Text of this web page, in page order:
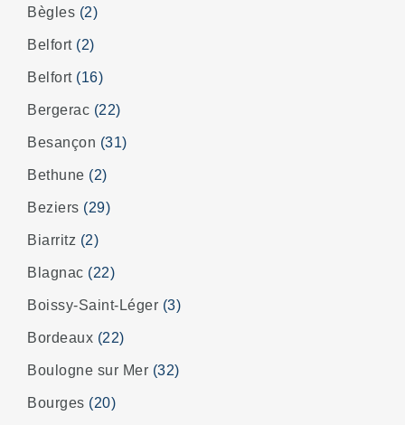
Bègles (2)
Belfort (2)
Belfort (16)
Bergerac (22)
Besançon (31)
Bethune (2)
Beziers (29)
Biarritz (2)
Blagnac (22)
Boissy-Saint-Léger (3)
Bordeaux (22)
Boulogne sur Mer (32)
Bourges (20)